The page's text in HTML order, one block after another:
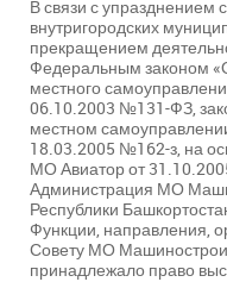
В связи с упразднением
внутригородских
прекращением
Федеральным законом
местного
06.10.2003 №131-ФЗ,
местном
18.03.2005 №162-з, на
МО Авиатор от
Администрация МО
Республики
Функции, направления,
Совету МО
принадлежало право